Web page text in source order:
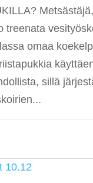
Metsästäjä,
treenata
omaa
sillä